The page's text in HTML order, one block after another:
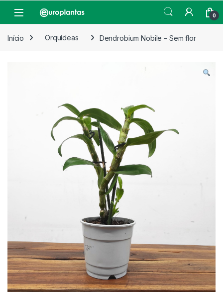
Open 0
Início Orquídeas Dendrobium Nobile – Sem flor